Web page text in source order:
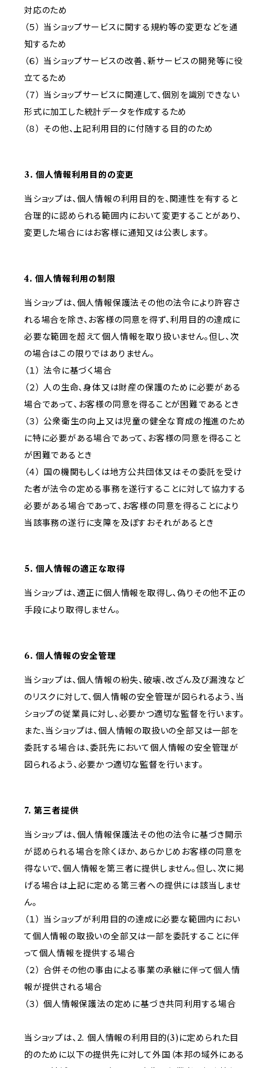
対応のため
（５） 当ショップサービスに関する規約等の変更などを通
知するため
（６） 当ショップサービスの改善、新サービスの開発等に役
立てるため
（７） 当ショップサービスに関連して、個別を識別できない
形式に加工した統計データを作成するため
（８） その他、上記利用目的に付随する目的のため
3. 個人情報利用目的の変更
当ショップは、個人情報の利用目的を、関連性を有すると
合理的に認められる範囲内において変更することがあり、
変更した場合にはお客様に通知又は公表します。
4. 個人情報利用の制限
当ショップは、個人情報保護法その他の法令により許容さ
れる場合を除き、お客様の同意を得ず、利用目的の達成に
必要な範囲を超えて個人情報を取り扱いません。但し、次
の場合はこの限りではありません。
（１） 法令に基づく場合
（２） 人の生命、身体又は財産の保護のために必要がある
場合であって、お客様の同意を得ることが困難であるとき
（３） 公衆衛生の向上又は児童の健全な育成の推進のため
に特に必要がある場合であって、お客様の同意を得ること
が困難であるとき
（４） 国の機関もしくは地方公共団体又はその委託を受け
た者が法令の定める事務を遂行することに対して協力する
必要がある場合であって、お客様の同意を得ることにより
当該事務の遂行に支障を及ぼすおそれがあるとき
5. 個人情報の適正な取得
当ショップは、適正に個人情報を取得し、偽りその他不正の
手段により取得しません。
6. 個人情報の安全管理
当ショップは、個人情報の紛失、破壊、改ざん及び漏洩など
のリスクに対して、個人情報の安全管理が図られるよう、当
ショップの従業員に対し、必要かつ適切な監督を行います。
また、当ショップは、個人情報の取扱いの全部又は一部を
委託する場合は、委託先において個人情報の安全管理が
図られるよう、必要かつ適切な監督を行います。
7. 第三者提供
当ショップは、個人情報保護法その他の法令に基づき開示
が認められる場合を除くほか、あらかじめお客様の同意を
得ないで、個人情報を第三者に提供しません。但し、次に掲
げる場合は上記に定める第三者への提供には該当しませ
ん。
（１） 当ショップが利用目的の達成に必要な範囲内におい
て個人情報の取扱いの全部又は一部を委託することに伴
って個人情報を提供する場合
（２） 合併その他の事由による事業の承継に伴って個人情
報が提供される場合
（３） 個人情報保護法の定めに基づき共同利用する場合
当ショップは、2. 個人情報の利用目的(3)に定められた目
的のために以下の提供先に対して外国（本邦の域外にある